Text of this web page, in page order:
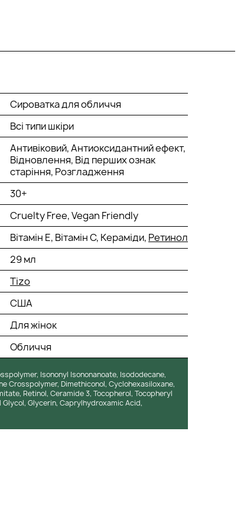
Сироватка для обличчя
Всі типи шкіри
Антивіковий, Антиоксидантний ефект,
Відновлення, Від перших ознак
старіння, Розгладження
30+
Cruelty Free, Vegan Friendly
Вітамін Е, Вітамін С, Кераміди, Ретинол
29 мл
Tizo
США
Для жінок
Обличчя
Isononyl Isononanoate, Isododecane,
Crosspolymer, Dimethiconol, Cyclohexasiloxane,
Retinol, Ceramide 3, Tocopherol, Tocopheryl
Glycerin, Caprylhydroxamic Acid,